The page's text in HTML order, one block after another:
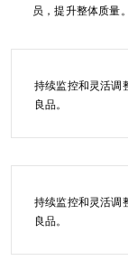
员，提升整体质量。
持续监控和灵活调
良品。
持续监控和灵活调
良品。